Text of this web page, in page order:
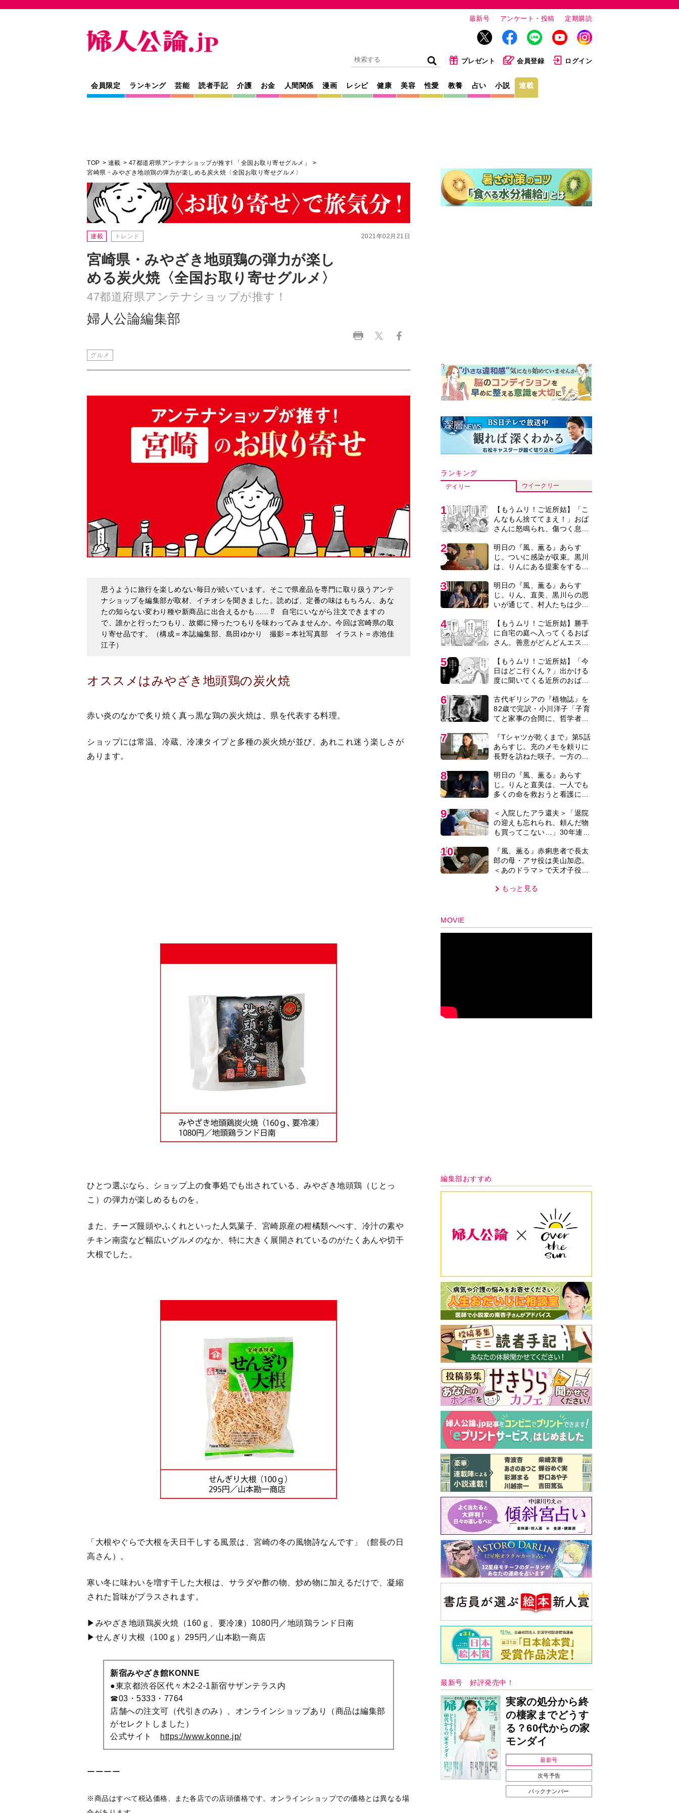
最新号 アンケート・投稿 定期購読
プレゼント 会員登録 ログイン
会員限定 ランキング 芸能 読者手記 介護 お金 人間関係 漫画 レシピ 健康 美容 性愛 教養 占い 小説 連載
2021年02月21日
連載 トレンド
宮崎県・みやざき地頭鶏の弾力が楽し
める炭火焼〈全国お取り寄せグルメ〉
47都道府県アンテナショップが推す！
婦人公論編集部
思うように旅行を楽しめない毎日が続いています。そこで県産品を専門に取り扱うアンテ
ナショップを編集部が取材、イチオシを聞きました。読めば、定番の味はもちろん、あな
り寄せ品です。（構成＝本誌編集部、島田ゆかり 撮影＝本社写真部 イラスト＝赤池佳
江子）
オススメはみやざき地頭鶏の炭火焼
あります。
ひとつ選ぶなら、ショップ上の食事処でも出されている、みやざき地頭鶏（じとっ
また、チーズ饅頭やふくれといった人気菓子、宮崎原産の柑橘類へべす、冷汁の素や
チキン南蛮など幅広いグルメのなか、特に大きく展開されているのがたくあんや切干
「大根やぐらで大根を天日干しする風景は、宮崎の冬の風物詩なんです」（館長の日
寒い冬に味わいを増す干した大根は、サラダや酢の物、炒め物に加えるだけで、凝縮
▶︎みやざき地頭鶏炭火焼（160ｇ、要冷凍）1080円／地頭鶏ランド日南
▶︎せんぎり大根（100ｇ）295円／山本勘一商店
●東京都渋谷区代々木2-2-1新宿サザンテラス内
がセレクトしました）
公式サイト
ーーーー
合があります
※「店舗への注文可」とある場合は、注記のない限り、代金引換（代引き）・振込（入金確認後の
【関連記事】
大分県・県産の大葉使用「ジェノベーゼ風大葉ソース」〈全国お取り寄せグルメ〉
熊本県・阿蘇の牧草で育った特産牛の溢れる旨味「手作り赤牛ハンバーグ」〈全国お取り寄
せグルメ〉
2
じ。ついに感染が収束。黒川
は、りんにある提案をする＜
ネタバレあり＞
3
明日の『風、薫る』あらす
いが通じて、村人たちは少し
ずつ理解を示し始める＜ネタ
バレあり＞
4
【もうムリ！ご近所姑】勝手
に自宅の庭へ入ってくるおば
さん。善意がどんどんエスカ
5
日はどこ行くん？」出かける
度に聞いてくる近所のおばさ
まり…【第1話】
6
古代ギリシアの『植物誌』を
82歳で完訳・小川洋子「子育
てと家事の合間に、哲学者テ
年」
7
『Tシャツが乾くまで』第5話
あらすじ。充のメモを頼りに
長野を訪ねた咲子。一方の樹
タバレあり＞
8
明日の『風、薫る』あらす
じ。りんと直美は、一人でも
多くの命を救おうと看護に奮
タバレあり＞
9
＜入院したアラ還夫＞「退院
の迎えも忘れられ、頼んだ物
も買ってこない…」30年連れ
った時こそ助け合うのが夫婦
では」との訴えに女性たちの
反応は…
10
『風、薫る』赤痢患者で長太
郎の母・アサ役は美山加恋。
＜あのドラマ＞で天才子役と
＞ もっと見る
MOVIE
編集部おすすめ
最新号 好評発売中！
実家の処分から終
の棲家までどうす
る？60代からの家
モンダイ
最新号
バックナンバー
注目トピ
結婚1か月で離婚を決めました。本当に
よかったのでしょうか
婚約者がBL愛好家でした
見知らぬ女性からの悪意 どうしたらよ
いか
中央公論新社の本
もうじきたべられるぼく
はせがわゆうじ 作
詳しくみる
インフォメーション
ＡＩで始める遺言を書
く前の準備セミナー開
催
耳にすっぽり！オーテ
ィコン補聴器、新しい
スタイルで All in Ear
の「オーティコン ジー
ル」を発売